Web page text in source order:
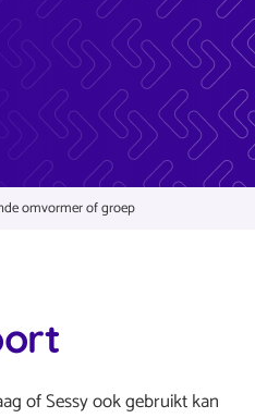
of Sessy ook gebruikt kan